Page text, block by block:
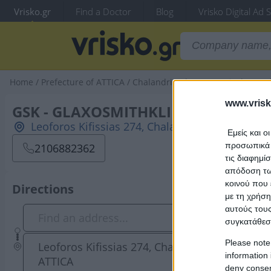
Εμείς και
προσωπικά
τις
απόδοση
κοινού που
με τη
αυτούς
Please
information
deny
Vrisko.gr Find a Doctor Blog Vrisko Digital Ad
Home / Prefecture of ATTICA / Chalandri /Pharmaceutical &
GSK - GLAXOSMITHKLINE AEVE
Leoforos Kifissias 274, Chalandri, 15232, ATTICA
2106882362
Directions
Leoforos Kifissias 274, Chalandri, 15232,
ATTICA